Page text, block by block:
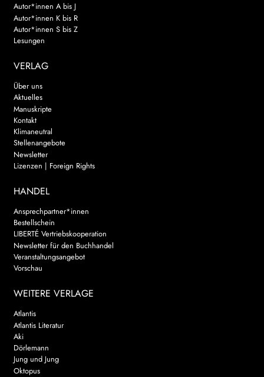
Autor*innen A bis J
Autor*innen K bis R
Autor*innen S bis Z
Lesungen
VERLAG
Über uns
Aktuelles
Manuskripte
Kontakt
Klimaneutral
Stellenangebote
Newsletter
Lizenzen | Foreign Rights
HANDEL
Ansprechpartner*innen
Bestellschein
LIBERTÉ Vertriebskooperation
Newsletter für den Buchhandel
Veranstaltungsangebot
Vorschau
WEITERE VERLAGE
Atlantis
Atlantis Literatur
Aki
Dörlemann
Jung und Jung
Oktopus